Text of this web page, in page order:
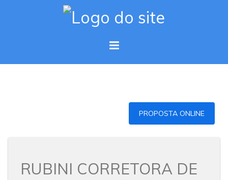
PROPOSTA ONLINE
RUBINI CORRETORA DE